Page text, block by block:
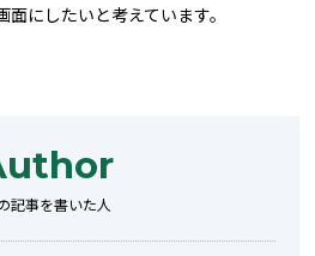
にしたいと考えています。
記事を書いた人